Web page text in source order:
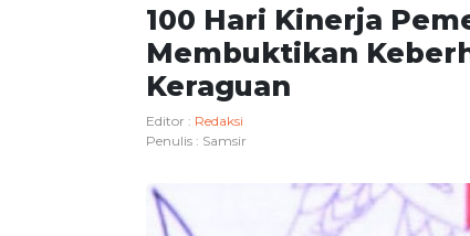
100 Hari Kinerja
Membuktikan
Keraguan
Editor : Redaksi
Penulis : Samsir